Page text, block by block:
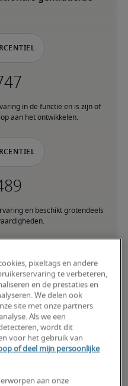
in de functie en is zijn of
aan het ontwikkelen.
en beschikt grotendeels
ervaring, beschikt over (zo
en kan ook gespecialiseerde
hebben.
pixeltags en andere
te verbeteren,
en de prestaties en
We delen ook
site met onze partners
Als we een
wordt dit
voor het gebruik van
of deel mijn persoonlijke
aan onze